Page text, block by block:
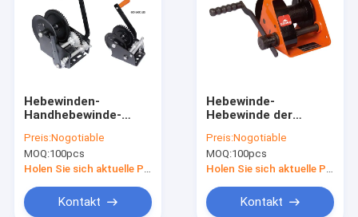
Hebewinden-
Handhebewinde-
Handstahlhandkurbel
mit einzelner
doppelter
Preis:Nogotiable
MOQ:100pcs
Kontakt
Hebewinde-
Hebewinde der
hohen Qualität
Handmit hohe
Leistungsfähigkeit
Preis:Nogotiable
MOQ:100pcs
Kontakt